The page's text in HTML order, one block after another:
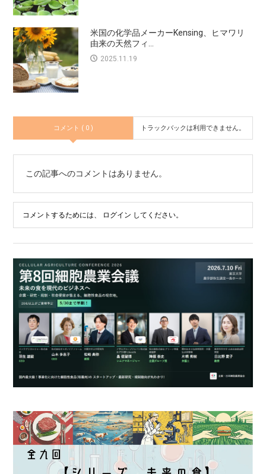
米国の化学品メーカーKensing、ヒマワリ
由来の天然フィ...
2025.11.19
コメント ( 0 ) トラックバックは利用できません。
この記事へのコメントはありません。
コメントするためには、 ログイン してください。